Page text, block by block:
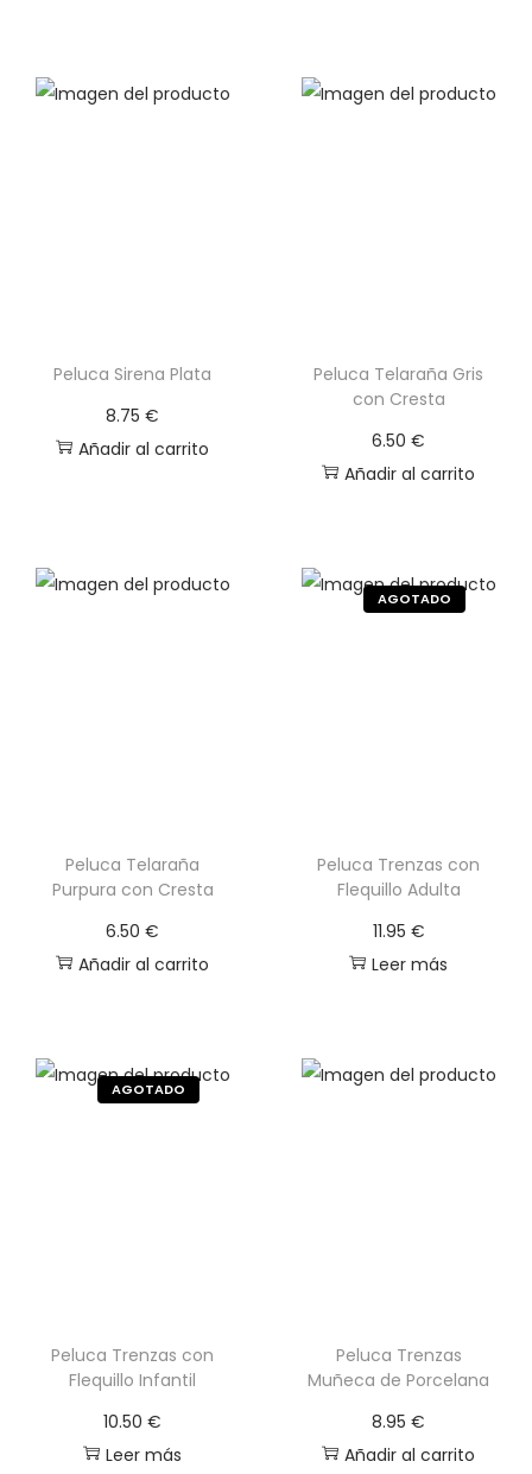
Peluca Sirena Plata
8.75€
Añadir al carrito
Peluca Telaraña Gris
con Cresta
6.50€
Añadir al carrito
Peluca Telaraña
Purpura con Cresta
6.50€
Añadir al carrito
Peluca Trenzas con
Flequillo Adulta
11.95 €
Leer más
Peluca Trenzas con
Flequillo Infantil
10.50€
Leer más
Peluca Trenzas
Muñeca de Porcelana
8.95€
Añadir al carrito